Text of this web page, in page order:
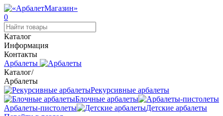
0
Каталог
Информация
Контакты
Арбалеты
Каталог/
Арбалеты
Рекурсивные арбалеты
Блочные арбалеты
Арбалеты-пистолеты
Детские арбалеты